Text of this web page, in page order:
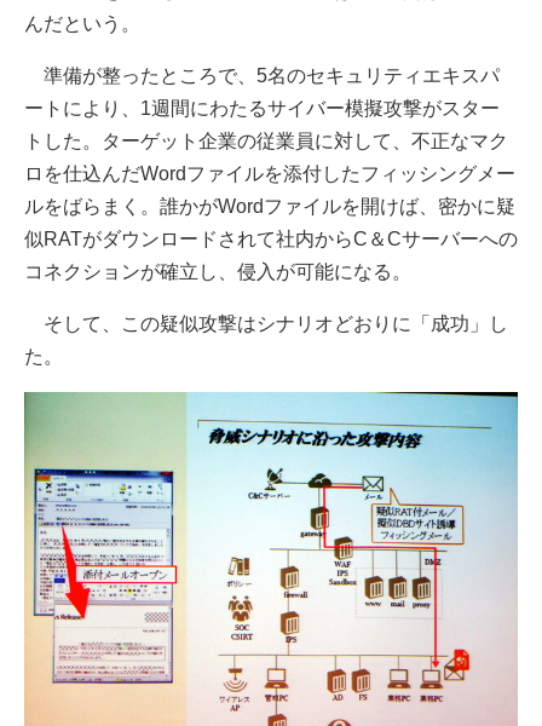
んだという。
準備が整ったところで、5名のセキュリティエキスパ
ートにより、1週間にわたるサイバー模擬攻撃がスター
トした。ターゲット企業の従業員に対して、不正なマク
ロを仕込んだWordファイルを添付したフィッシングメー
ルをばらまく。誰かがWordファイルを開けば、密かに疑
似RATがダウンロードされて社内からC＆Cサーバーへの
コネクションが確立し、侵入が可能になる。
そして、この疑似攻撃はシナリオどおりに「成功」し
た。